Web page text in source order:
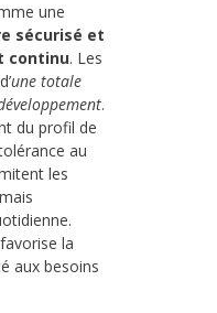
une
sécurisé et
continu. Les
une totale
.
du profil de
au
les
la
aux besoins